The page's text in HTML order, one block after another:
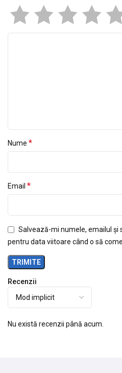
Recenzii
Nu există recenzii până acum.
Nume *
Email *
Salvează-mi numele, emailul și
pentru data viitoare când o să